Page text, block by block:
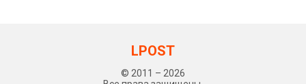
LPOST
© 2011 – 2026